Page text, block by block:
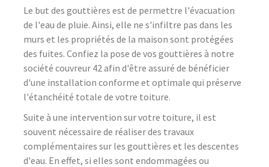
Le but des gouttières est de permettre l'évacuation
de l'eau de pluie. Ainsi, elle ne s'infiltre pas dans les
murs et les propriétés de la maison sont protégées
des fuites. Confiez la pose de vos gouttières à notre
société couvreur 42 afin d'être assuré de bénéficier
d'une installation conforme et optimale qui préserve
l'étanchéité totale de votre toiture.
Suite à une intervention sur votre toiture, il est
souvent nécessaire de réaliser des travaux
complémentaires sur les gouttières et les descentes
d'eau. En effet, si elles sont endommagées ou